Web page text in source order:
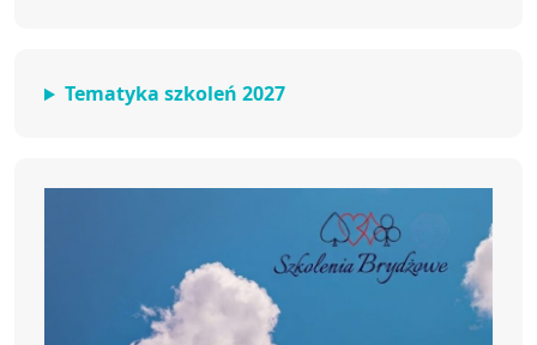
Tematyka szkoleń 2027